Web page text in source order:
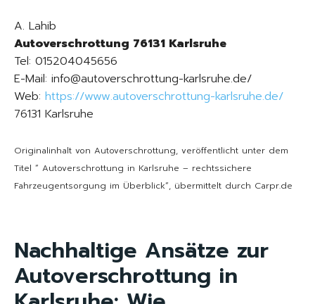
A. Lahib
Autoverschrottung 76131 Karlsruhe
Tel: 015204045656
E-Mail: info@autoverschrottung-karlsruhe.de/
Web: https://www.autoverschrottung-karlsruhe.de/
76131 Karlsruhe
Originalinhalt von Autoverschrottung, veröffentlicht unter dem
Titel “ Autoverschrottung in Karlsruhe – rechtssichere
Fahrzeugentsorgung im Überblick“, übermittelt durch Carpr.de
Nachhaltige Ansätze zur
Autoverschrottung in